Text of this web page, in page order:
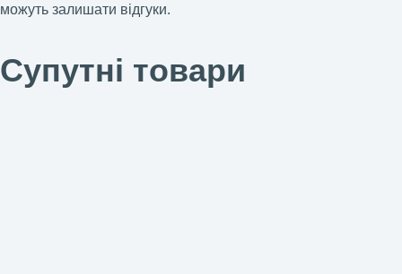
можуть залишати відгуки.
Супутні товари